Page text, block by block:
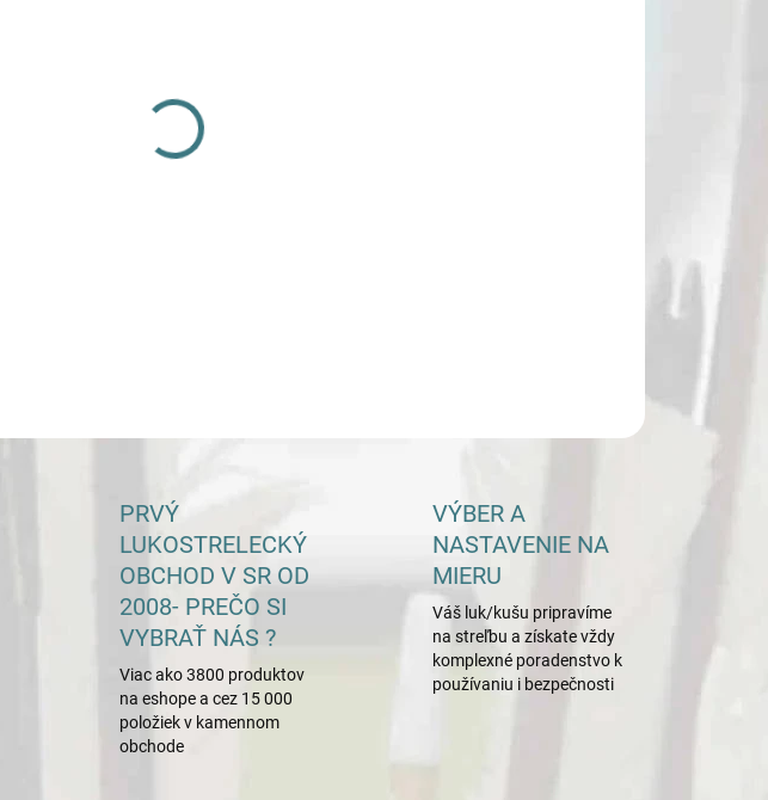
PRVÝ
LUKOSTRELECKÝ
OBCHOD V SR OD
2008- PREČO SI
VYBRAŤ NÁS ?
Viac ako 3800 produktov
na eshope a cez 15 000
položiek v kamennom
obchode
VÝBER A
NASTAVENIE NA
MIERU
Váš luk/kušu pripravíme
na streľbu a získate vždy
komplexné poradenstvo k
používaniu i bezpečnosti